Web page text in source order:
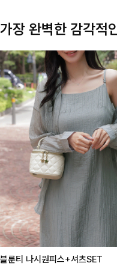
가장 완벽한 감각적
블룬티 나시원피스+셔츠SET